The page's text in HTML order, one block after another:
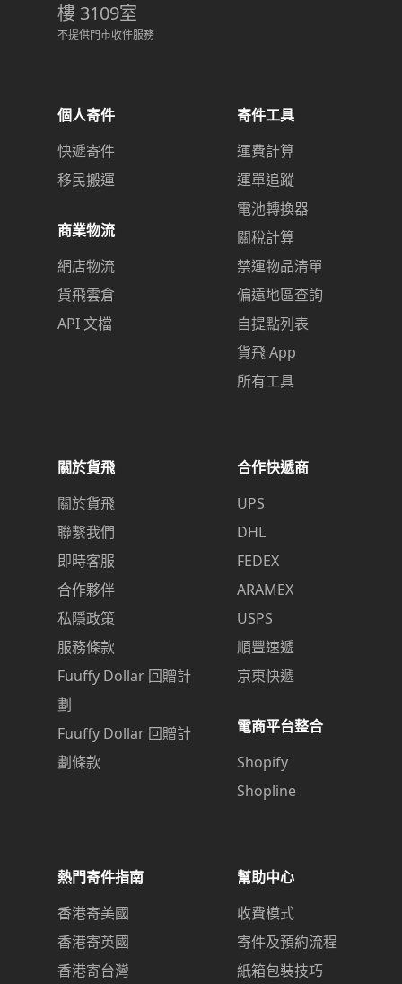
樓 3109室
不提供門市收件服務
個人寄件
快遞寄件
移民搬運
商業物流
網店物流
貨飛雲倉
API 文檔
寄件工具
運費計算
運單追蹤
電池轉換器
關稅計算
禁運物品清單
偏遠地區查詢
自提點列表
貨飛 App
所有工具
關於貨飛
關於貨飛
聯繫我們
即時客服
合作夥伴
私隱政策
服務條款
Fuuffy Dollar 回贈計
劃
Fuuffy Dollar 回贈計
劃條款
合作快遞商
UPS
DHL
FEDEX
ARAMEX
USPS
順豐速遞
京東快遞
電商平台整合
Shopify
Shopline
熱門寄件指南
香港寄美國
香港寄英國
香港寄台灣
幫助中心
收費模式
寄件及預約流程
紙箱包裝技巧